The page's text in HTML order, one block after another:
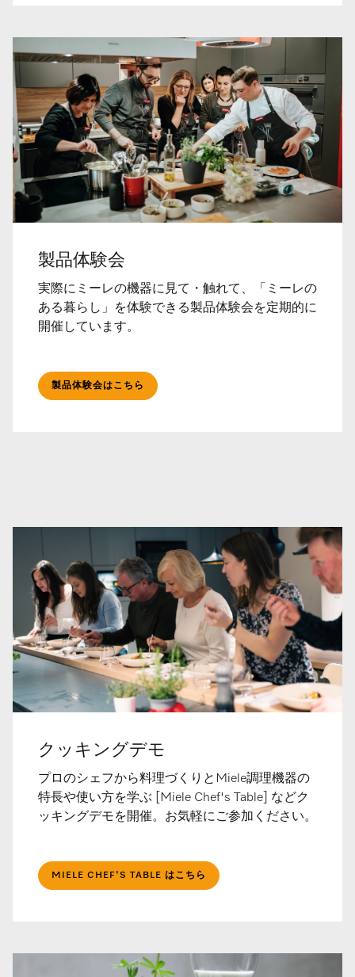
製品体験会
実際にミーレの機器に見て・触れて、「ミーレの
ある暮らし」を体験できる製品体験会を定期的に
開催しています。
製品体験会はこちら
クッキングデモ
プロのシェフから料理づくりとMiele調理機器の
特長や使い方を学ぶ [Miele Chef's Table] などク
ッキングデモを開催。お気軽にご参加ください。
MIELE CHEF'S TABLE はこちら